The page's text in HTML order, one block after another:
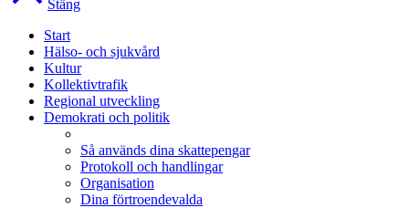
Stäng
Start
Hälso- och sjukvård
Kultur
Kollektivtrafik
Regional utveckling
Demokrati och politik
Så används dina skattepengar
Protokoll och handlingar
Organisation
Dina förtroendevalda